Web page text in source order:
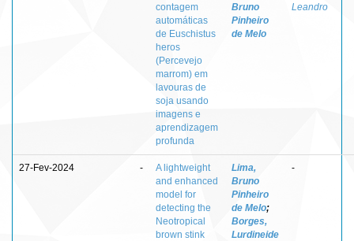
contagem
automáticas
de Euschistus
heros
(Percevejo
marrom) em
lavouras de
soja usando
imagens e
aprendizagem
profunda
Bruno
Pinheiro
de Melo
Leandro
27-Fev-2024 -
A lightweight
and enhanced
model for
detecting the
Neotropical
brown stink
Lima,
Bruno
Pinheiro
de Melo;
Borges,
Lurdineide
-